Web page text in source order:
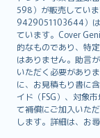
598）が販売してい
9429051103644）は
ています。Cover
的なものであり、特
はありません。助言
いただく必要があり
に、お見積もり書に
イド（FSG）、対象
て補償にご加入いた
します。詳細は、お
dansk
norsk
suomi
العربيّة
Türkçe
česky
Русский